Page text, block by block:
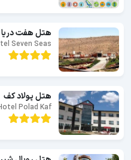
هتل هفت دریا
Seven Seas
هتل پولاد کف
Polad Kaf